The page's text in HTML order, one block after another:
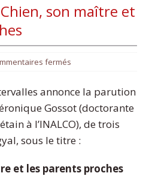
son maître et
fermés
annonce la parution
Gossot (doctorante
à l’INALCO), de trois
sous le titre :
et les parents proches